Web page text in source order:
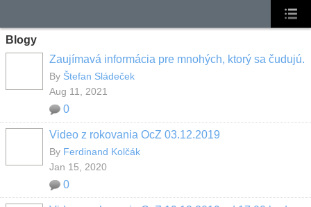
Blogy
Zaujímavá informácia pre mnohých, ktorý sa čudujú.
By Štefan Sládeček
Aug 11, 2021
0
Video z rokovania OcZ 03.12.2019
By Ferdinand Kolčák
Jan 15, 2020
0